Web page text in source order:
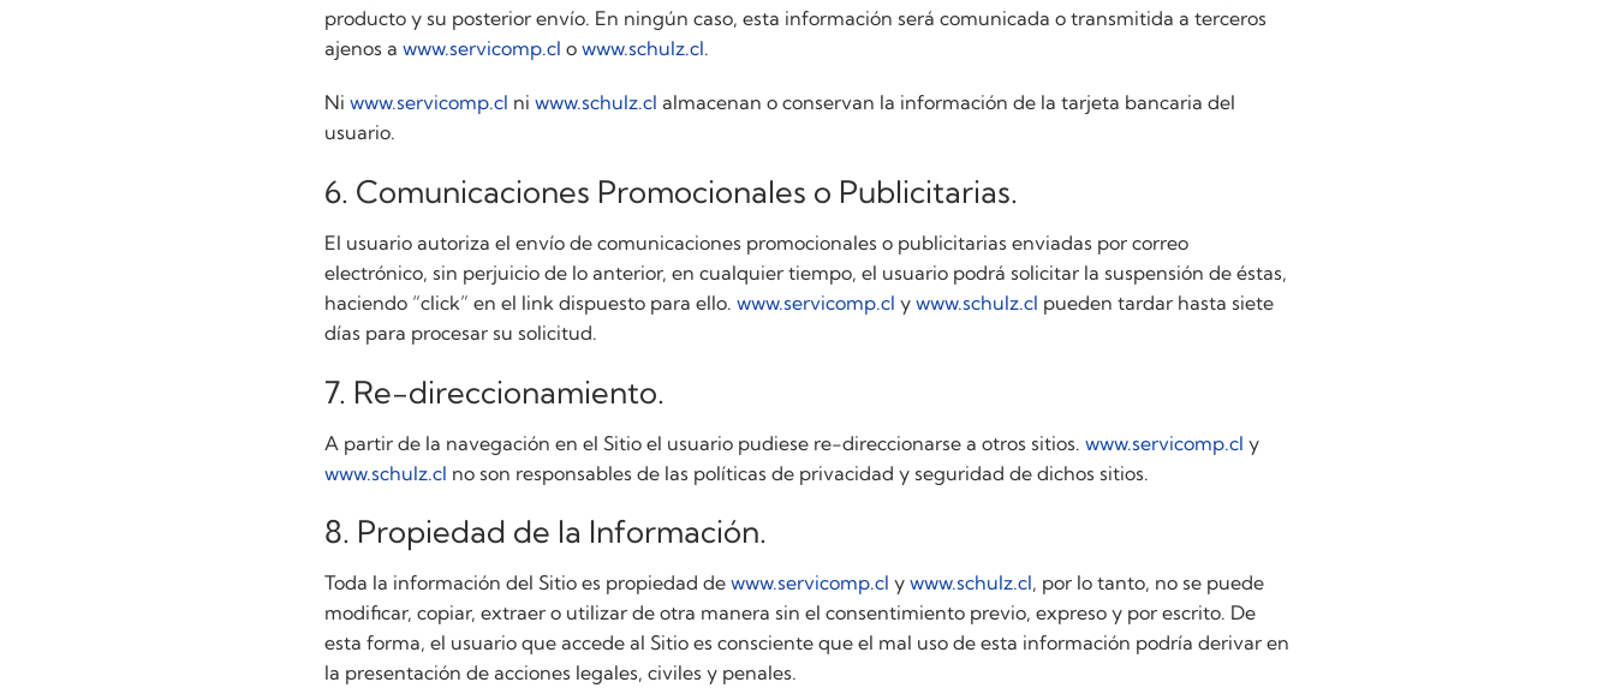
producto y su posterior envío. En ningún caso, esta información será comunicada o transmitida a terceros
ajenos awww.servicomp.cl owww.schulz.cl.
Niwww.servicomp.cl niwww.schulz.cl almacenan o conservan la información de la tarjeta bancaria del
usuario.
6. Comunicaciones Promocionales o Publicitarias.
El usuario autoriza el envío de comunicaciones promocionales o publicitarias enviadas por correo
electrónico, sin perjuicio de lo anterior, en cualquier tiempo, el usuario podrá solicitar la suspensión de éstas,
haciendo “click” en el link dispuesto para ello.www.servicomp.cl ywww.schulz.cl pueden tardar hasta siete
días para procesar su solicitud.
7. Re-direccionamiento.
A partir de la navegación en el Sitio el usuario pudiese re-direccionarse a otros sitios.www.servicomp.cl y
www.schulz.cl no son responsables de las políticas de privacidad y seguridad de dichos sitios.
8. Propiedad de la Información.
Toda la información del Sitio es propiedad dewww.servicomp.cl ywww.schulz.cl, por lo tanto, no se puede
modificar, copiar, extraer o utilizar de otra manera sin el consentimiento previo, expreso y por escrito. De
esta forma, el usuario que accede al Sitio es consciente que el mal uso de esta información podría derivar en
la presentación de acciones legales, civiles y penales.